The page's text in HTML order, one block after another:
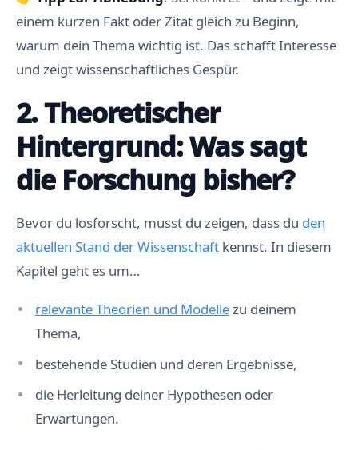
einem kurzen Fakt oder Zitat gleich zu Beginn,
warum dein Thema wichtig ist. Das schafft Interesse
und zeigt wissenschaftliches Gespür.
2. Theoretischer
Hintergrund: Was sagt
die Forschung bisher?
Bevor du losforscht, musst du zeigen, dass du den
aktuellen Stand der Wissenschaft kennst. In diesem
Kapitel geht es um…
relevante Theorien und Modellezu deinem
Thema,
bestehende Studien und deren Ergebnisse,
die Herleitung deiner Hypothesen oder
Erwartungen.